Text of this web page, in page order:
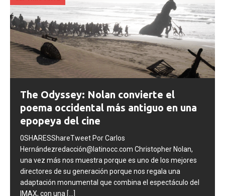
SEPTIMO ARTE
The Odyssey: Nolan convierte el
poema occidental más antiguo en una
epopeya del cine
0SHARESShareTweet Por Carlos
Hernándezredacción@latinocc.com Christopher Nolan,
una vez más nos muestra porque es uno de los mejores
directores de su generación porque nos regala una
adaptación monumental que combina el espectáculo del